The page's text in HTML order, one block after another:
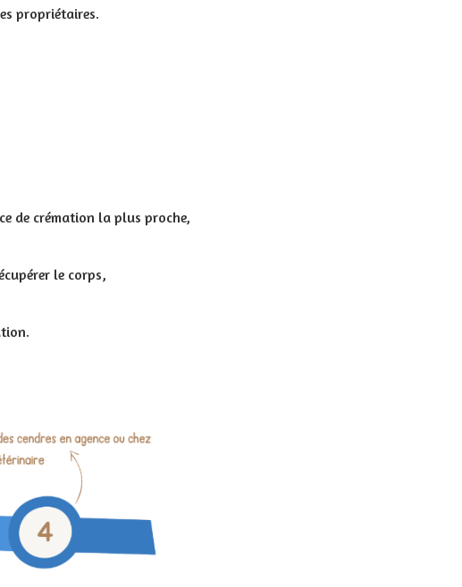
propriétaires.
de crémation la plus proche,
le corps,